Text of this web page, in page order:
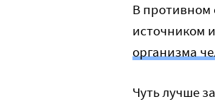
В противном
источником
организма
Чуть лучше